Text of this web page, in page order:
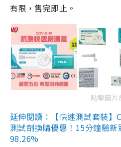
有限，售完即止。
點擊圖片
延伸閱讀：【快速測試套裝】
測試劑換購優惠！15分鐘驗新
98.26%